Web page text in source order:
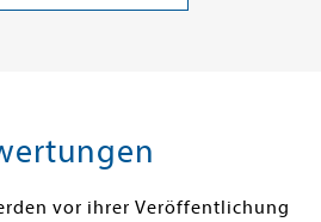
Warenkorb
vor ihrer Veröffentlichung